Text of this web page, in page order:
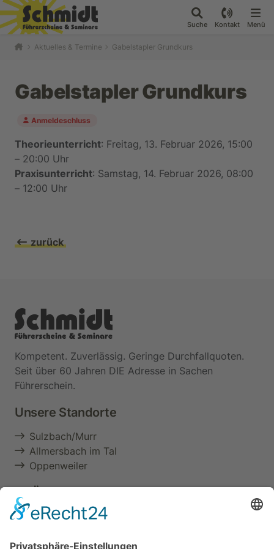
Suche Kontakt Menü
Aktuelles & Termine Gabelstapler Grundkurs
Gabelstapler Grundkurs
Anmeldeschluss
Theorieunterricht: Freitag, 13. Februar 2026, 15:00
– 20:00 Uhr
Praxisunterricht: Samstag, 14. Februar 2026, 08:00
– 12:00 Uhr
zurück
Kompetent. Zuverlässig. Geringe Durchfallquoten.
Seit über 60 Jahren DIE Adresse in Sachen
Führerschein.
Unsere Standorte
Sulzbach/Murr
Allmersbach im Tal
Oppenweiler
Aktuelles & Termine
Führerschein